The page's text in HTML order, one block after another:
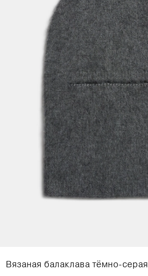
Вязаная балаклава тёмно-серая